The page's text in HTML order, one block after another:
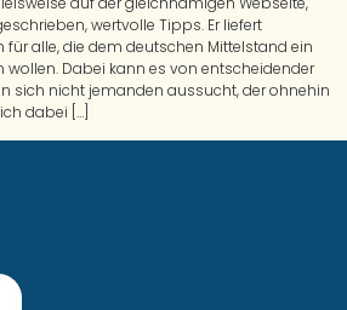
wertvolle Tipps. Er liefert
alle, die dem deutschen Mittelstand ein
wollen. Dabei kann es von entscheidender
sich nicht jemanden aussucht, der ohnehin
dabei […]